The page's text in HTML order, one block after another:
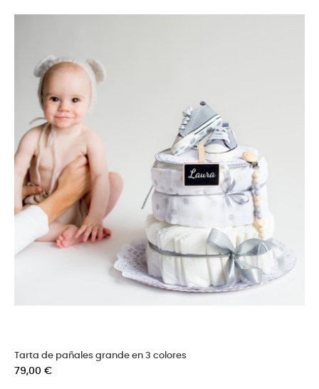
Tarta de pañales grande en 3 colores
Precio
79,00 €